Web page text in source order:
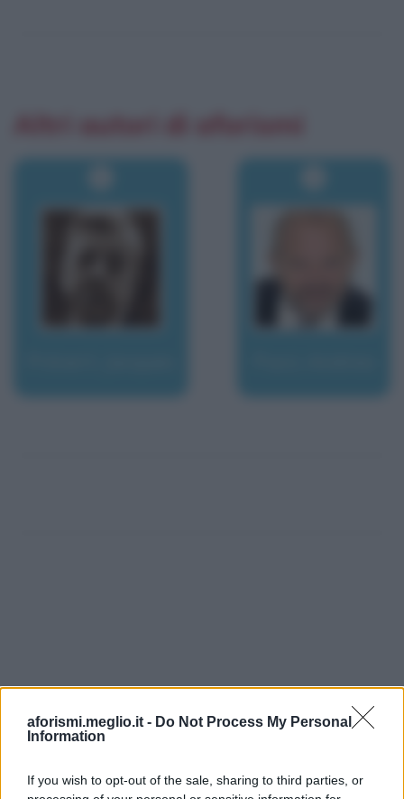
aforismi.meglio.it - Do Not Process My Personal
Information
If you wish to opt-out of the sale, sharing to third parties, or